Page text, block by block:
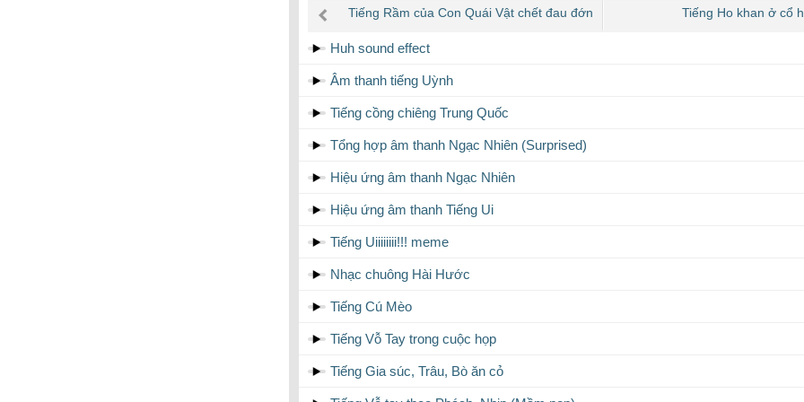
thanh
Tiếng Rầm của Con Quái Vật chết đau đớn Tiếng Ho khan ở cổ
Huh sound effect
Âm thanh tiếng Uỳnh
Tiếng cồng chiêng Trung Quốc
Tổng hợp âm thanh Ngạc Nhiên (Surprised)
Hiệu ứng âm thanh Ngạc Nhiên
Hiệu ứng âm thanh Tiếng Ui
Tiếng Uiiiiiiii!!! meme
Nhạc chuông Hài Hước
Tiếng Cú Mèo
Tiếng Vỗ Tay trong cuộc họp
Tiếng Gia súc, Trâu, Bò ăn cỏ